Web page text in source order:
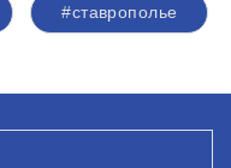
#ставрополье